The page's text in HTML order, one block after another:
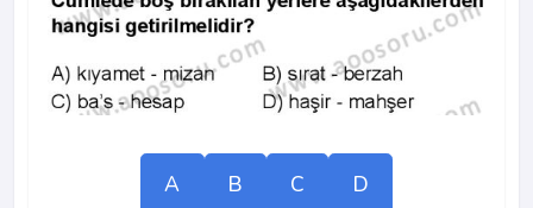
A B C D